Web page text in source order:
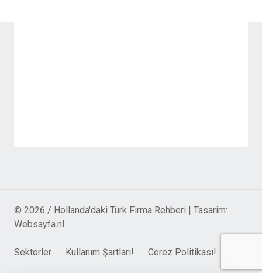
© 2026 / Hollanda'daki Türk Firma Rehberi | Tasarim:
Websayfa.nl
Sektorler Kullanım Şartları! Cerez Politikası!